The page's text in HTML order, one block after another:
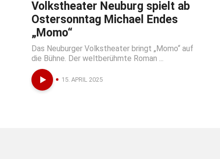
Volkstheater Neuburg spielt ab
Ostersonntag Michael Endes
„Momo“
Das Neuburger Volkstheater bringt „Momo“ auf
die Bühne. Der weltberühmte Roman ...
15. APRIL 2025